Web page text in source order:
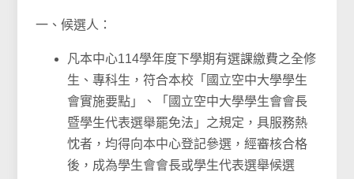
一、候選人：
凡本中心114學年度下學期有選課繳費之全修
生、專科生，符合本校「國立空中大學學生
會實施要點」、「國立空中大學學生會會長
暨學生代表選舉罷免法」之規定，具服務熱
忱者，均得向本中心登記參選，經審核合格
後，成為學生會會長或學生代表選舉候選